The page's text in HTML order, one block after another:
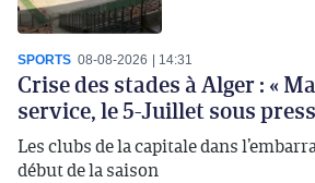
SPORTS 08-08-2026 14:31
Crise des stades à Alger : «
service, le 5-Juillet sous
Les clubs de la capitale dans
début de la saison